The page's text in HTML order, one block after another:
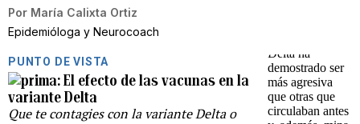
Por María Calixta Ortiz
Epidemióloga y Neurocoach
PUNTO DE VISTA
El efecto de las vacunas en la
variante Delta
Que te contagies con la variante Delta o